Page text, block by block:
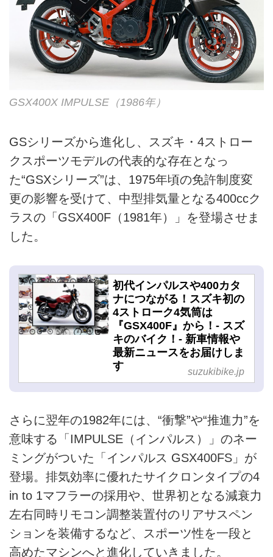
GSX400X IMPULSE（1986年）
GSシリーズから進化し、スズキ・4ストロー
クスポーツモデルの代表的な存在となっ
た“GSXシリーズ”は、1975年頃の免許制度変
更の影響を受けて、中型排気量となる400ccク
ラスの「GSX400F（1981年）」を登場させま
した。
初代インパルスや400カタ
ナにつながる！スズキ初の
4ストローク4気筒は
『GSX400F』から！- スズ
キのバイク！- 新車情報や
最新ニュースをお届けしま
す
suzukibike.jp
さらに翌年の1982年には、“衝撃”や“推進力”を
意味する「IMPULSE（インパルス）」のネー
ミングがついた「インパルス GSX400FS」が
登場。排気効率に優れたサイクロンタイプの4
in to 1マフラーの採用や、世界初となる減衰力
左右同時リモコン調整装置付のリアサスペン
ションを装備するなど、スポーツ性を一段と
高めたマシンへと進化していきました。